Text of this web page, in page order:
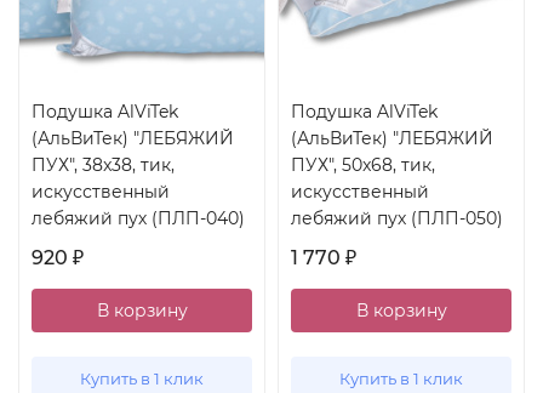
Подушка AlViTek
(АльВиТек) "ЛЕБЯЖИЙ
ПУХ", 38x38, тик,
искусственный
лебяжий пух (ПЛП-040)
920 ₽
В корзину
Купить в 1 клик
Подушка AlViTek
(АльВиТек) "ЛЕБЯЖИЙ
ПУХ", 50x68, тик,
искусственный
лебяжий пух (ПЛП-050)
1 770 ₽
В корзину
Купить в 1 клик